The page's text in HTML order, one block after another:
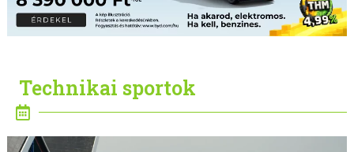
Technikai sportok